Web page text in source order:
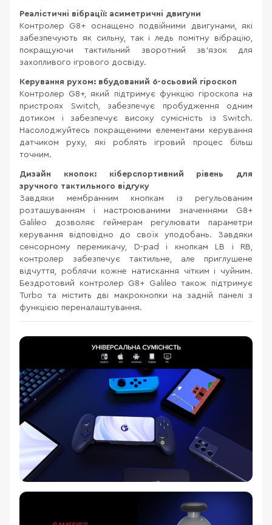
Реалістичні вібрації: асиметричні двигуни
Контролер G8+ оснащено подвійними двигунами, які
забезпечують як сильну, так і ледь помітну вібрацію,
покращуючи тактильний зворотний зв’язок для
захопливого ігрового досвіду.
Керування рухом: вбудований 6-осьовий гіроскоп
Контролер G8+, який підтримує функцію гіроскопа на
пристроях Switch, забезпечує пробудження одним
дотиком і забезпечує високу сумісність із Switch.
Насолоджуйтесь покращеними елементами керування
датчиком руху, які роблять ігровий процес більш
точним.
Дизайн кнопок: кіберспортивний рівень для
зручного тактильного відгуку
Завдяки мембранним кнопкам із регульованим
розташуванням і настроюваними значеннями G8+
Galileo дозволяє геймерам регулювати параметри
керування відповідно до своїх уподобань. Завдяки
сенсорному перемикачу, D-pad і кнопкам LB і RB,
контролер забезпечує тактильне, але приглушене
відчуття, роблячи кожне натискання чітким і чуйним.
Бездротовий контролер G8+ Galileo також підтримує
Turbo та містить дві макрокнопки на задній панелі з
функцією переналаштування.